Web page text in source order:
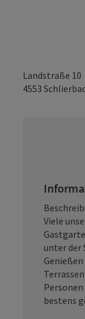
Landstraße 10
4553
Viele
unter der
Personen
bestens